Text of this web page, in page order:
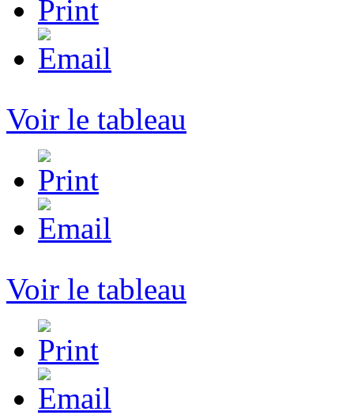
Voir le tableau
Voir le tableau